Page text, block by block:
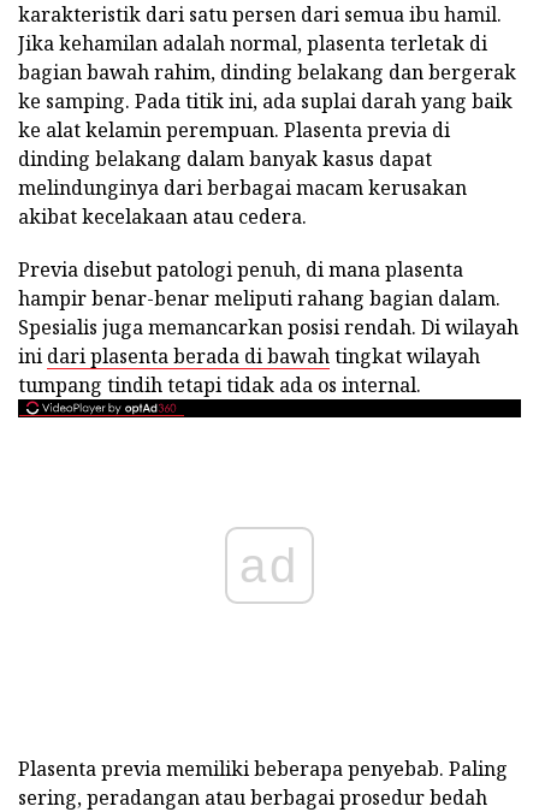
karakteristik dari satu persen dari semua ibu hamil.
Jika kehamilan adalah normal, plasenta terletak di
bagian bawah rahim, dinding belakang dan bergerak
ke samping. Pada titik ini, ada suplai darah yang baik
ke alat kelamin perempuan. Plasenta previa di
dinding belakang dalam banyak kasus dapat
melindunginya dari berbagai macam kerusakan
akibat kecelakaan atau cedera.
Previa disebut patologi penuh, di mana plasenta
hampir benar-benar meliputi rahang bagian dalam.
Spesialis juga memancarkan posisi rendah. Di wilayah
ini dari plasenta berada di bawahtingkat wilayah
tumpang tindih tetapi tidak ada os internal.
ad
Plasenta previa memiliki beberapa penyebab. Paling
sering, peradangan atau berbagai prosedur bedah